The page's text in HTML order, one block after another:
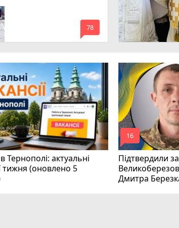
mode_comment
78
Тернополі: актуальні
тижня (оновлено 5
Підтвердили
Дмитра
mode_comment
16